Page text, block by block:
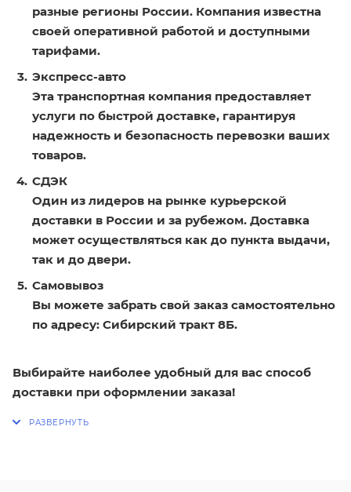
разные регионы России. Компания известна
своей оперативной работой и доступными
тарифами.
Экспресс-авто
Эта транспортная компания предоставляет
услуги по быстрой доставке, гарантируя
надежность и безопасность перевозки ваших
товаров.
СДЭК
Один из лидеров на рынке курьерской
доставки в России и за рубежом. Доставка
может осуществляться как до пункта выдачи,
так и до двери.
Самовывоз
Вы можете забрать свой заказ самостоятельно
по адресу: Сибирский тракт 8Б.
Выбирайте наиболее удобный для вас способ
доставки при оформлении заказа!